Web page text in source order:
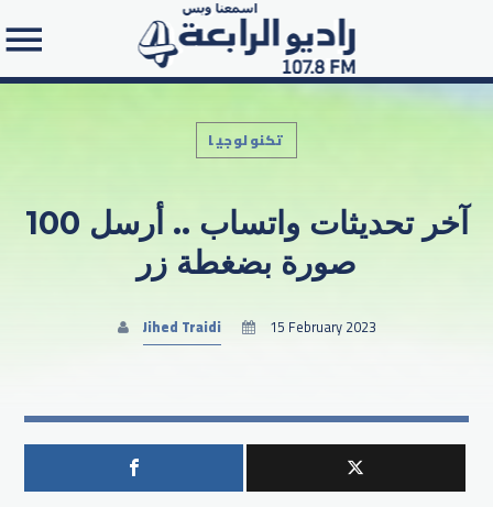
Search in the website:
تكنولوجيا
آخر تحديثات واتساب .. أرسل 100
صورة بضغطة زر
Jihed Traidi 15 February 2023